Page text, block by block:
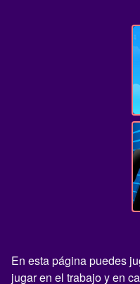
En esta página puedes
jugar en el trabajo y en